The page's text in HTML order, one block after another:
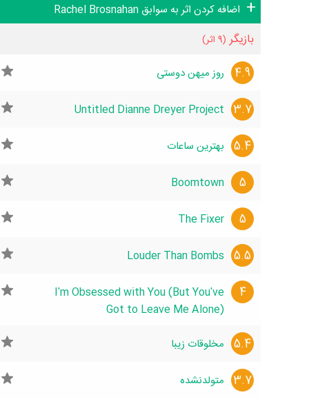
در عرصه سینما و تلویزیون خواهیم دید.
اضافه کردن اثر به سوابق Rachel Brosnahan
بازیگر (9 اثر)
4.9 روز میهن دوستی
3.7
Untitled Dianne Dreyer Project
5.4 بهترین ساعات
5
Boomtown
5
The Fixer
5.5
Louder Than Bombs
4
I'm Obsessed with You (But You've
Got to Leave Me Alone)
5.4 مخلوقات زیبا
3.7 متولدنشده